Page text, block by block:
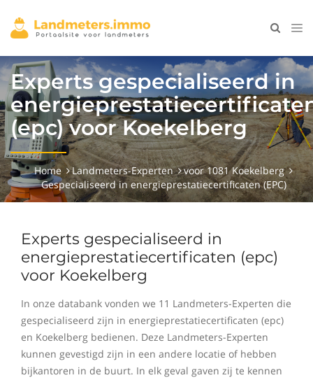
Experts gespecialiseerd in
(epc) voor Koekelberg
Home Landmeters-Experten
voor 1081 Koekelberg
Gespecialiseerd in energieprestatiecertificaten (EPC)
Experts gespecialiseerd in
energieprestatiecertificaten (epc)
voor Koekelberg
In onze databank vonden we 11 Landmeters-Experten die
gespecialiseerd zijn in energieprestatiecertificaten (epc)
en Koekelberg bedienen. Deze Landmeters-Experten
kunnen gevestigd zijn in een andere locatie of hebben
bijkantoren in de buurt. In elk geval gaven zij te kennen